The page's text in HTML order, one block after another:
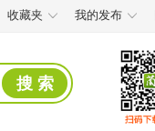
收藏夹 我的发布
搜 索